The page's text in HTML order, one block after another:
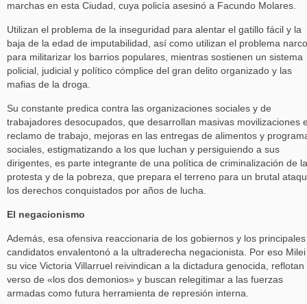
marchas en esta Ciudad, cuya policía asesinó a Facundo Molares.
Utilizan el problema de la inseguridad para alentar el gatillo fácil y la
baja de la edad de imputabilidad, así como utilizan el problema narco
para militarizar los barrios populares, mientras sostienen un sistema
policial, judicial y político cómplice del gran delito organizado y las
mafias de la droga.
Su constante predica contra las organizaciones sociales y de
trabajadores desocupados, que desarrollan masivas movilizaciones
reclamo de trabajo, mejoras en las entregas de alimentos y
sociales, estigmatizando a los que luchan y persiguiendo a sus
dirigentes, es parte integrante de una política de criminalización de la
protesta y de la pobreza, que prepara el terreno para un brutal
los derechos conquistados por años de lucha.
El negacionismo
Además, esa ofensiva reaccionaria de los gobiernos y los principales
candidatos envalentonó a la ultraderecha negacionista. Por eso
su vice Victoria Villarruel reivindican a la dictadura genocida, reflotan
verso de «los dos demonios» y buscan relegitimar a las fuerzas
armadas como futura herramienta de represión interna.